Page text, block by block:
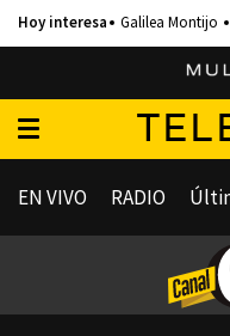
Galilea Montijo
EN VIVO RADIO